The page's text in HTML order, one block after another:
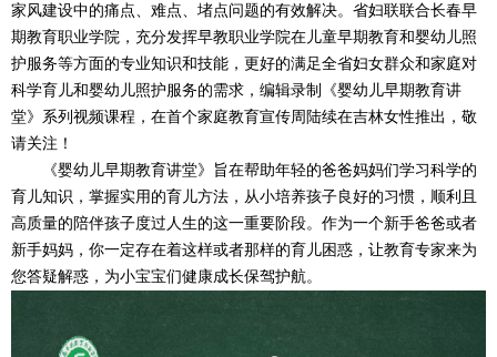
家风建设中的痛点、难点、堵点问题的有效解决。省妇联联合长春早
期教育职业学院，充分发挥早教职业学院在儿童早期教育和婴幼儿照
护服务等方面的专业知识和技能，更好的满足全省妇女群众和家庭对
科学育儿和婴幼儿照护服务的需求，编辑录制《婴幼儿早期教育讲
堂》系列视频课程，在首个家庭教育宣传周陆续在吉林女性推出，敬
请关注！
《婴幼儿早期教育讲堂》旨在帮助年轻的爸爸妈妈们学习科学的
育儿知识，掌握实用的育儿方法，从小培养孩子良好的习惯，顺利且
高质量的陪伴孩子度过人生的这一重要阶段。作为一个新手爸爸或者
新手妈妈，你一定存在着这样或者那样的育儿困惑，让教育专家来为
您答疑解惑，为小宝宝们健康成长保驾护航。